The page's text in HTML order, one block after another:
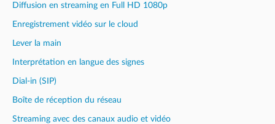
Diffusion en streaming en Full HD 1080p
Enregistrement vidéo sur le cloud
Lever la main
Interprétation en langue des signes
Dial-in (SIP)
Boîte de réception du réseau
Streaming avec des canaux audio et vidéo